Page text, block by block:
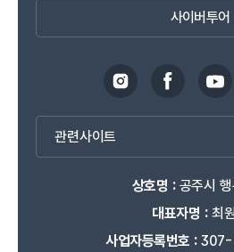
사이버투어
관련사이트
상호명 :공주시 행
대표자명 :최
사업자등록번호 :307-